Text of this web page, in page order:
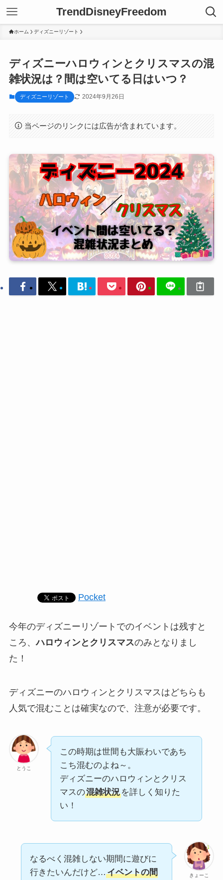
TrendDisneyFreedom
ホーム ディズニーリゾート
ディズニーハロウィンとクリスマスの混
雑状況は？間は空いてる日はいつ？
ディズニーリゾート 2024年9月26日
当ページのリンクには広告が含まれています。
Pocket
今年のディズニーリゾートでのイベントは残すと
ころ、ハロウィンとクリスマスのみとなりまし
た！
ディズニーのハロウィンとクリスマスはどちらも
人気で混むことは確実なので、注意が必要です。
とうこ
この時期は世間も大賑わいであち
こち混むのよね～。
ディズニーのハロウィンとクリス
マスの混雑状況を詳しく知りた
い！
きょーこ
なるべく混雑しない期間に遊びに
行きたいんだけど… イベントの間